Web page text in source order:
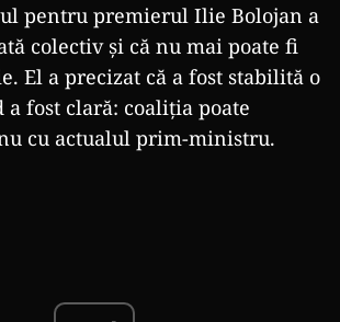
pentru premierul Ilie Bolojan a
colectiv și că nu mai poate fi
El a precizat că a fost stabilită o
fost clară: coaliția poate
cu actualul prim-ministru.